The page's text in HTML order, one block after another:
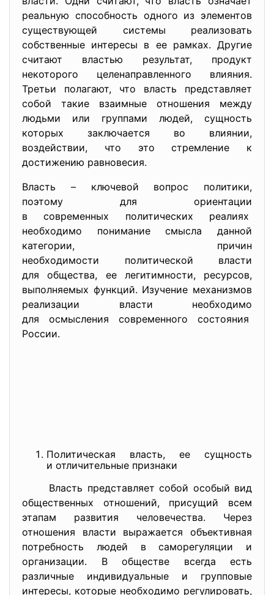
реальную способность одного из элементов
существующей системы реализовать
собственные интересы в ее рамках. Другие
считают властью результат, продукт
некоторого целенаправленного влияния.
Третьи полагают, что власть представляет
собой такие взаимные отношения между
людьми или группами людей, сущность
которых заключается во влиянии,
воздействии, что это стремление к
достижению равновесия.
Власть – ключевой вопрос политики,
поэтому для ориентации
в современных политических реалиях
необходимо понимание смысла данной
категории, причин
необходимости политической власти
для общества, ее легитимности, ресурсов,
выполняемых функций. Изучение механизмов
реализации власти необходимо
для осмысления современного состояния
России.
Политическая власть, ее сущность
и отличительные признаки
Власть представляет собой особый вид
общественных отношений, присущий всем
этапам развития человечества. Через
отношения власти выражается объективная
потребность людей в саморегуляции и
организации. В обществе всегда есть
различные индивидуальные и групповые
интересы, которые необходимо регулировать,